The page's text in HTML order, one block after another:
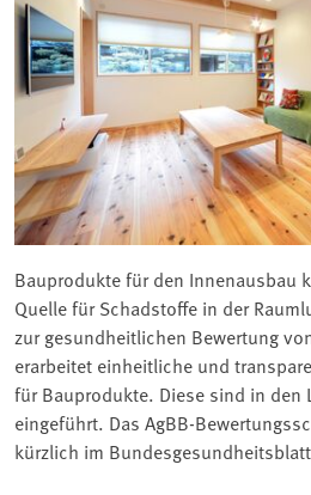
Bauprodukte für den Innenausbau
Quelle für Schadstoffe in der
zur gesundheitlichen Bewertung
erarbeitet einheitliche und
für Bauprodukte. Diese sind in den
eingeführt. Das AgBB-
kürzlich im